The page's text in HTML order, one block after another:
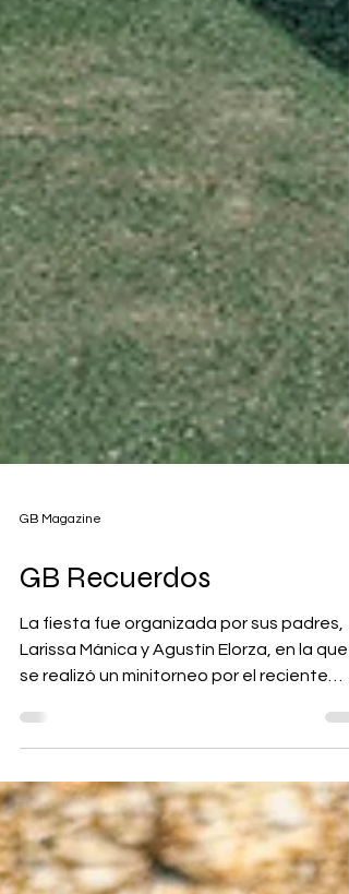
GB Magazine
GB Recuerdos
Larissa Mánica y Agustín Elorza, en la que
se realizó un minitorneo por el reciente
invitados demostraron sus dotes de
buenos jugadores.